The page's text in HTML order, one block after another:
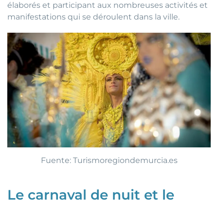
élaborés et participant aux nombreuses activités et
manifestations qui se déroulent dans la ville.
Fuente: Turismoregiondemurcia.es
Le carnaval de nuit et le